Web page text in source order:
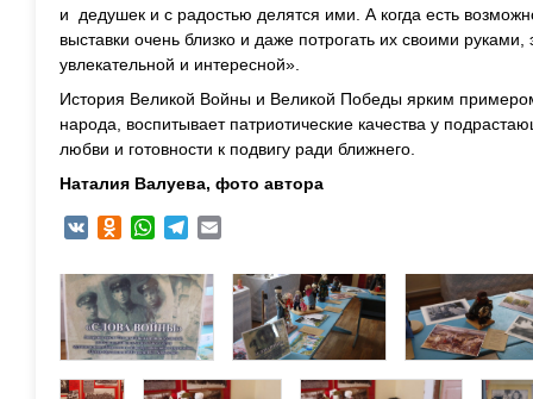
и дедушек и с радостью делятся ими. А когда есть
выставки очень близко и даже потрогать их своими
увлекательной и интересной».
История Великой Войны и Великой Победы ярким
народа, воспитывает патриотические качества у
любви и готовности к подвигу ради ближнего.
Наталия Валуева, фото автора
VK Odnoklassniki
WhatsAppTelegram